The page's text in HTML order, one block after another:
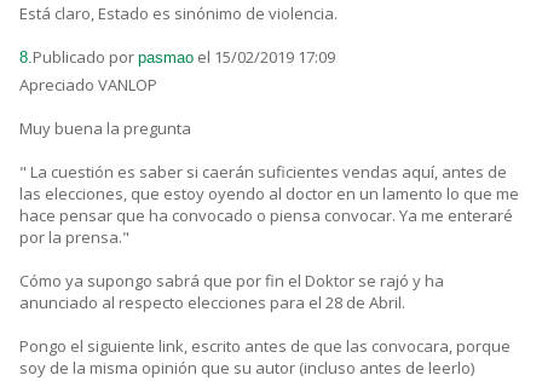
Está claro, Estado es sinónimo de violencia.
8.Publicado por pasmao el 15/02/2019 17:09
Apreciado VANLOP
Muy buena la pregunta
" La cuestión es saber si caerán suficientes vendas aquí, antes de
las elecciones, que estoy oyendo al doctor en un lamento lo que me
hace pensar que ha convocado o piensa convocar. Ya me enteraré
por la prensa."
Cómo ya supongo sabrá que por fin el Doktor se rajó y ha
anunciado al respecto elecciones para el 28 de Abril.
Pongo el siguiente link, escrito antes de que las convocara, porque
soy de la misma opinión que su autor (incluso antes de leerlo)